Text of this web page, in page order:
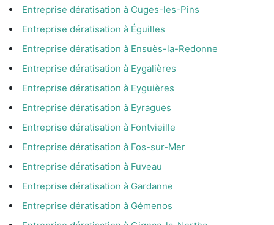
Entreprise dératisation à Cuges-les-Pins
Entreprise dératisation à Éguilles
Entreprise dératisation à Ensuès-la-Redonne
Entreprise dératisation à Eygalières
Entreprise dératisation à Eyguières
Entreprise dératisation à Eyragues
Entreprise dératisation à Fontvieille
Entreprise dératisation à Fos-sur-Mer
Entreprise dératisation à Fuveau
Entreprise dératisation à Gardanne
Entreprise dératisation à Gémenos